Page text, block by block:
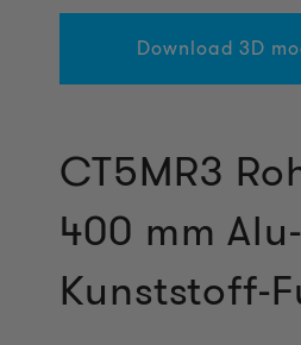
Download 3D
CT5MR3
400 mm
Kunststoff-